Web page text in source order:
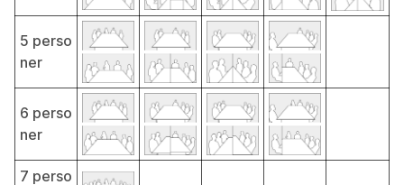
5 perso
ner
6 perso
ner
7 perso